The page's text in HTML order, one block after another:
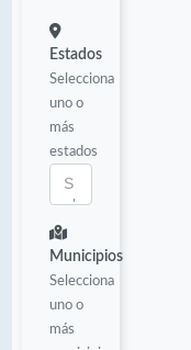
Estados
Selecciona
uno o
más
estados
Municipios
Selecciona
uno o
más